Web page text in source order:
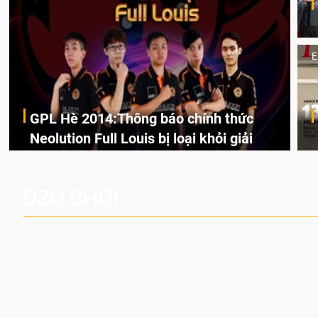
GPL Hè 2014:Thông báo chính thức
Neolution Full Louis bị loại khỏi giải